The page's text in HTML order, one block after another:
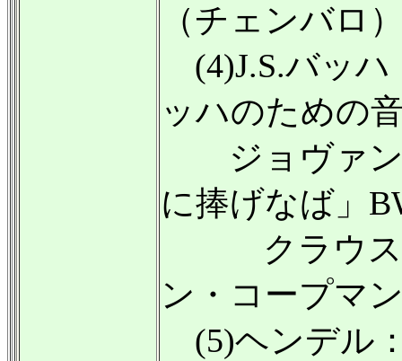
（チェンバロ
(4)J.S.バッハ
ッハのための
ジョヴァン
に捧げなば」
クラウス・
ン・コープマ
(5)ヘンデル